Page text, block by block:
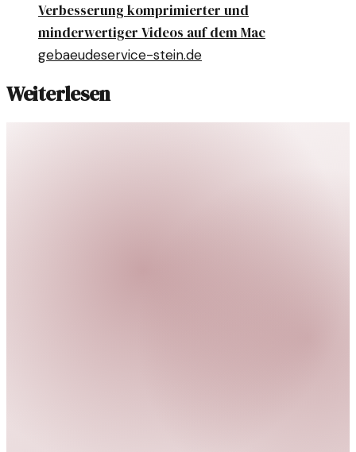
Verbesserung komprimierter und
minderwertiger Videos auf dem Mac
gebaeudeservice-stein.de
Weiterlesen